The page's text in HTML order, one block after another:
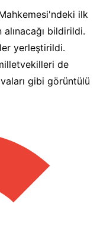
ilk
bildirildi.
yerleştirildi.
de
gibi görüntülü